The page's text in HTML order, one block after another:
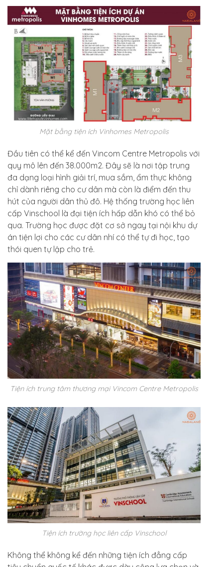
Mặt bằng tiện ích Vinhomes Metropolis
Đầu tiên có thể kể đến Vincom Centre Metropolis với
quy mô lên đến 38.000m2. Đây sẽ là nơi tập trung
đa dạng loại hình giải trí, mua sắm, ẩm thực không
chỉ dành riêng cho cư dân mà còn là điểm đến thu
hút của người dân thủ đô. Hệ thống trường học liên
cấp Vinschool là đại tiện ích hấp dẫn khó có thể bỏ
qua. Trường học được đặt cơ sở ngay tại nội khu dự
án tiện lợi cho các cư dân nhí có thể tự đi học, tạo
thói quen tự lập cho trẻ.
Tiện ích trung tâm thương mại Vincom Centre Metropolis
Tiện ích trường học liên cấp Vinschool
Không thể không kể đến những tiện ích đẳng cấp